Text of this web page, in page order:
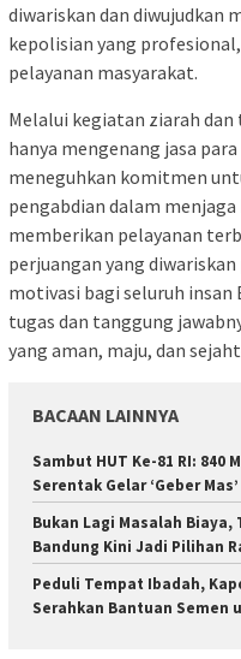
diwariskan dan diwujudkan
kepolisian yang
pelayanan masyarakat.
Melalui kegiatan ziarah
hanya mengenang jasa
meneguhkan komitmen
pengabdian dalam
memberikan pelayanan
perjuangan yang
motivasi bagi seluruh insan
tugas dan tanggung
yang aman, maju, dan
BACAAN LAINNYA
Sambut HUT Ke-81 RI: 840
Serentak Gelar ‘Geber Mas’
Bukan Lagi Masalah Biaya,
Bandung Kini Jadi Pilihan
Peduli Tempat Ibadah,
Serahkan Bantuan Semen